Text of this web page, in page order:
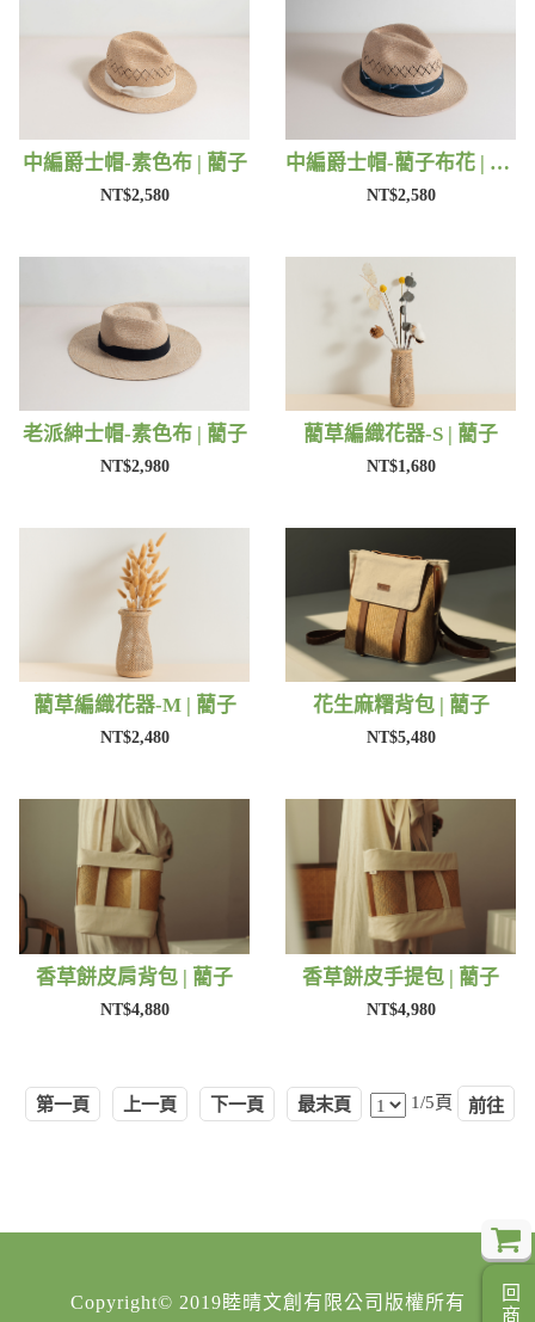
中編爵士帽-素色布 | 藺子
NT$2,580
中編爵士帽-藺子布花 | 藺子
NT$2,580
老派紳士帽-素色布 | 藺子
NT$2,980
藺草編織花器-S | 藺子
NT$1,680
藺草編織花器-M | 藺子
NT$2,480
花生麻糬背包 | 藺子
NT$5,480
香草餅皮肩背包 | 藺子
NT$4,880
香草餅皮手提包 | 藺子
NT$4,980
第一頁 上一頁 下一頁 最末頁 1/5頁
Copyright© 2019睦晴文創有限公司版權所有